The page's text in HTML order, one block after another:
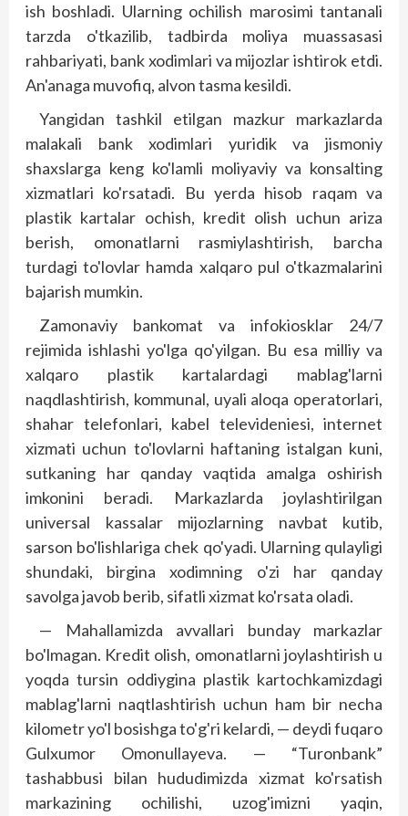
ish boshladi. Ularning ochilish marosimi tantanali
tarzda o'tkazilib, tadbirda moliya muassasasi
rahbariyati, bank xodimlari va mijozlar ishtirok etdi.
An'anaga muvofiq, alvon tasma kesildi.
Yangidan tashkil etilgan mazkur markazlarda
malakali bank xodimlari yuridik va jismoniy
shaxslarga keng ko'lamli moliyaviy va konsalting
xizmatlari ko'rsatadi. Bu yerda hisob raqam va
plastik kartalar ochish, kredit olish uchun ariza
berish, omonatlarni rasmiylashtirish, barcha
turdagi to'lovlar hamda xalqaro pul o'tkazmalarini
bajarish mumkin.
Zamonaviy bankomat va infokiosklar 24/7
rejimida ishlashi yo'lga qo'yilgan. Bu esa milliy va
xalqaro plastik kartalardagi mablag'larni
naqdlashtirish, kommunal, uyali aloqa operatorlari,
shahar telefonlari, kabel televideniesi, internet
xizmati uchun to'lovlarni haftaning istalgan kuni,
sutkaning har qanday vaqtida amalga oshirish
imkonini beradi. Markazlarda joylashtirilgan
universal kassalar mijozlarning navbat kutib,
sarson bo'lishlariga chek qo'yadi. Ularning qulayligi
shundaki, birgina xodimning o'zi har qanday
savolga javob berib, sifatli xizmat ko'rsata oladi.
— Mahallamizda avvallari bunday markazlar
bo'lmagan. Kredit olish, omonatlarni joylashtirish u
yoqda tursin oddiygina plastik kartochkamizdagi
mablag'larni naq­t­lashtirish uchun ham bir necha
kilometr yo'l bosishga to'g'ri kelardi, — deydi fuqaro
Gulxumor Omonullayeva. — “Turonbank”
tashabbusi bilan hududimizda xizmat ko'rsatish
markazining ochilishi, uzog'imizni yaqin,